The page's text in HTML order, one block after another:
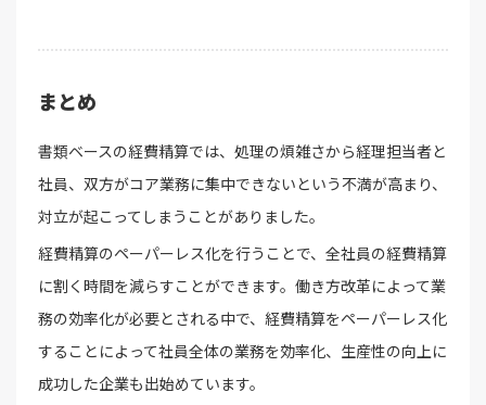
まとめ
書類ベースの経費精算では、処理の煩雑さから経理担当者と
社員、双方がコア業務に集中できないという不満が高まり、
対立が起こってしまうことがありました。
経費精算のペーパーレス化を行うことで、全社員の経費精算
に割く時間を減らすことができます。働き方改革によって業
務の効率化が必要とされる中で、経費精算をペーパーレス化
することによって社員全体の業務を効率化、生産性の向上に
成功した企業も出始めています。